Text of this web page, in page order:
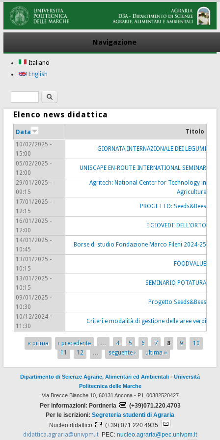
Navigazione
Italiano
English
Form di ricerca
Ricerca
Elenco news didattica
Data
Titolo
10/02/2025 -
15:00
GIORNATA INTERNAZIONALE DEI LEGUMI
05/02/2025 -
12:00
UNISCAPE EN-ROUTE INTERNATIONAL SEMINAR
29/01/2025 -
09:15
Agritech: National Center for Technology in
Agriculture
17/01/2025 -
12:15
PROGETTO: Seeds&Bees
16/01/2025 -
12:00
I GIOVEDI' DELL'ORTO
14/01/2025 -
10:45
Borse di studio Fondazione Marco Fileni 2024-25
13/01/2025 -
10:15
FOODVALUE
13/01/2025 -
10:15
SEMINARIO POTATURA
09/01/2025 -
10:30
Progetto Seeds&Bees
10/12/2024 -
11:30
Criteri e modalità di gestione delle aree verdi
Pagine
« prima ‹ precedente … 4 5 6 7 8 9
10
11
12 … seguente › ultima »
Dipartimento di Scienze Agrarie, Alimentari ed Ambientali - Università
Politecnica delle Marche
Via Brecce Bianche 10, 60131 Ancona - P.I. 00382520427
Per informazioni: Portineria
(+39)071.220.4703
Per le iscrizioni: Segreteria studenti di Agraria
Nucleo didattico
(+39) 071.220.4935
didattica.agraria@univpm.it PEC: nucleo.agraria@pec.univpm.it